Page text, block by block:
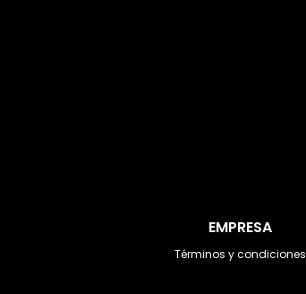
EMPRESA
Términos y condiciones